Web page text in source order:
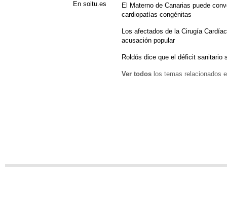
En soitu.es
El Materno de Canarias puede
cardiopatías congénitas
Los afectados de la Cirugía
acusación popular
Roldós dice que el déficit sanitario
Ver todos los temas relacionados